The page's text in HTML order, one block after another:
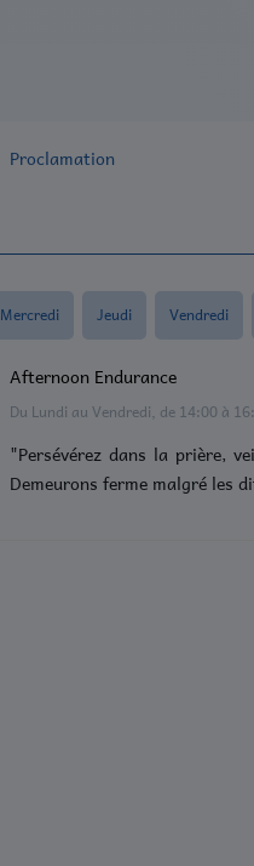
Proclamation
Mercredi Jeudi Vendredi
Afternoon Endurance
Du Lundi au Vendredi, de 14:00 à
"Persévérez dans la prière,
Demeurons ferme malgré les